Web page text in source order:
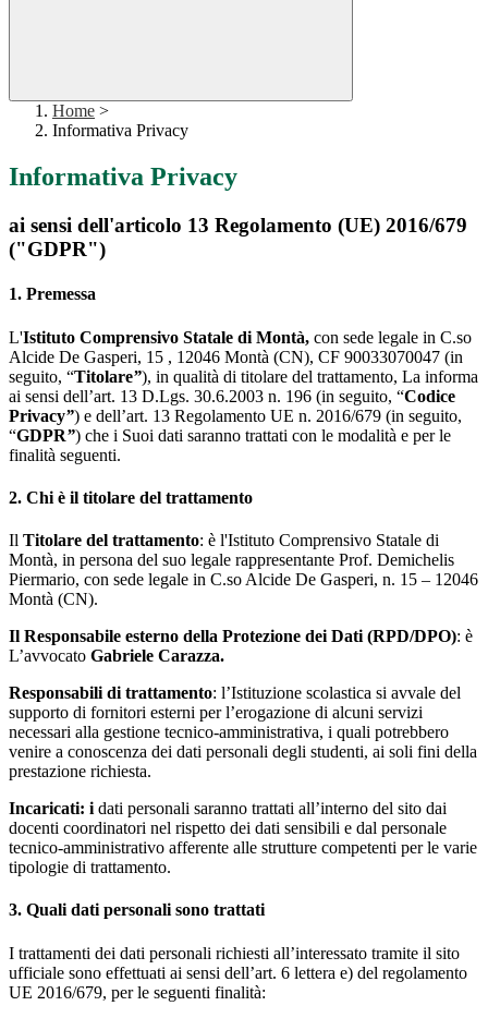
Home >
Informativa Privacy
Informativa Privacy
ai sensi dell'articolo 13 Regolamento (UE) 2016/679
("GDPR")
1. Premessa
L'Istituto Comprensivo Statale di Montà, con sede legale in C.so
Alcide De Gasperi, 15 , 12046 Montà (CN), CF 90033070047 (in
seguito, “Titolare”), in qualità di titolare del trattamento, La informa
ai sensi dell’art. 13 D.Lgs. 30.6.2003 n. 196 (in seguito, “Codice
Privacy”) e dell’art. 13 Regolamento UE n. 2016/679 (in seguito,
“GDPR”) che i Suoi dati saranno trattati con le modalità e per le
finalità seguenti.
2. Chi è il titolare del trattamento
Il Titolare del trattamento: è l'Istituto Comprensivo Statale di
Montà, in persona del suo legale rappresentante Prof. Demichelis
Piermario, con sede legale in C.so Alcide De Gasperi, n. 15 – 12046
Montà (CN).
Il Responsabile esterno della Protezione dei Dati (RPD/DPO): è
L’avvocato Gabriele Carazza.
Responsabili di trattamento: l’Istituzione scolastica si avvale del
supporto di fornitori esterni per l’erogazione di alcuni servizi
necessari alla gestione tecnico-amministrativa, i quali potrebbero
venire a conoscenza dei dati personali degli studenti, ai soli fini della
prestazione richiesta.
Incaricati: i dati personali saranno trattati all’interno del sito dai
docenti coordinatori nel rispetto dei dati sensibili e dal personale
tecnico-amministrativo afferente alle strutture competenti per le varie
tipologie di trattamento.
3. Quali dati personali sono trattati
I trattamenti dei dati personali richiesti all’interessato tramite il sito
ufficiale sono effettuati ai sensi dell’art. 6 lettera e) del regolamento
UE 2016/679, per le seguenti finalità: